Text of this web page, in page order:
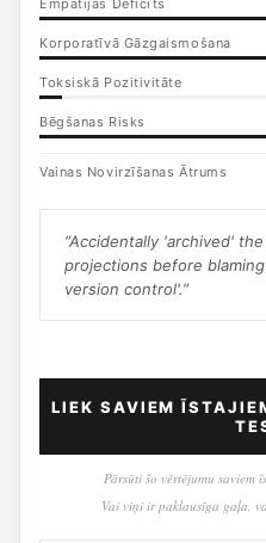
Empātijas Deficīts
Korporatīvā Gāzgaismošana
Toksiskā Pozitivitāte
Bēgšanas Risks
Vainas Novirzīšanas Ātrums
“Accidentally 'archived'
projections before
version control'.”
LIEK SAVIEM
Pārsūti šo vērtējumu saviem
Vai viņi ir paklausīga gaļa,